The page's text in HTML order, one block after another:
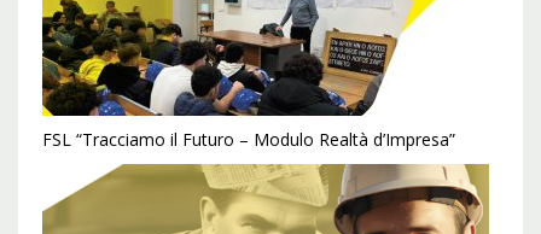
FSL “Tracciamo il Futuro – Modulo Realtà d’Impresa”